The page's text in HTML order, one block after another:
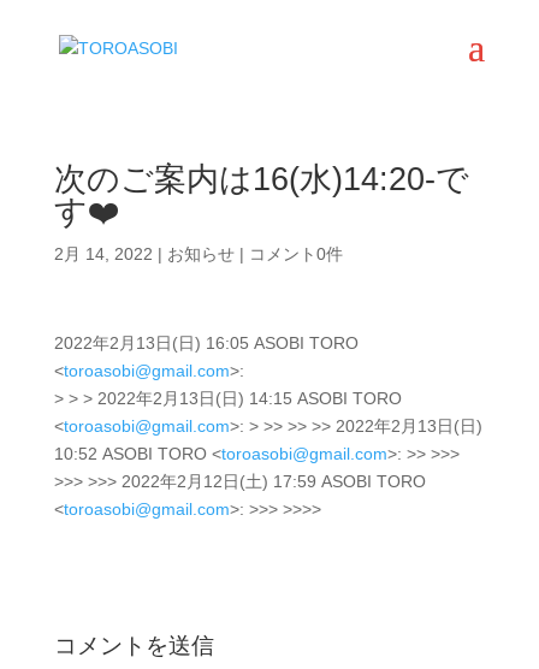
次のご案内は16(水)14:20-で
す❤️
2月 14, 2022 | お知らせ| コメント0件
2022年2月13日(日) 16:05 ASOBI TORO
<toroasobi@gmail.com>:
> > > 2022年2月13日(日) 14:15 ASOBI TORO
<toroasobi@gmail.com>: > >> >> >> 2022年2月13日(日)
10:52 ASOBI TORO <toroasobi@gmail.com>: >> >>>
>>> >>> 2022年2月12日(土) 17:59 ASOBI TORO
<toroasobi@gmail.com>: >>> >>>>
コメントを送信